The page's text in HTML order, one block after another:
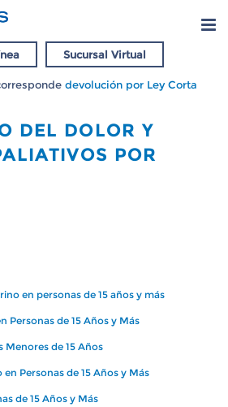
Sucursal Virtual
devolución por Ley Corta
DEL DOLOR Y
POR
en personas de 15 años y más
Personas de 15 Años y Más
Menores de 15 Años
en Personas de 15 Años y Más
de 15 Años y Más